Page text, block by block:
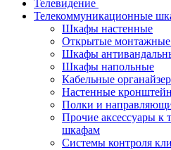
Телевидение
Телекоммуникационные
Шкафы настенные
Открытые монтажные
Шкафы
Шкафы напольные
Кабельные
Настенные
Полки и
Прочие аксессуары
шкафам
Системы контроля